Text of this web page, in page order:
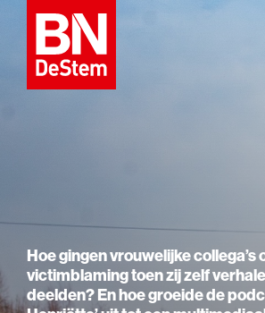
Hoe gingen vrouwelijke collega’s
victimblaming toen zij zelf
deelden? En hoe groeide de